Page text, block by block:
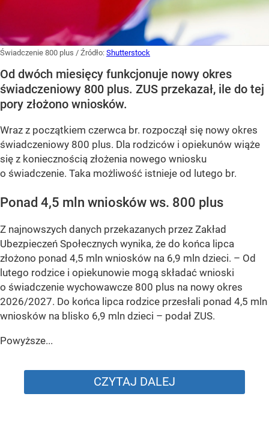
Świadczenie 800 plus / Źródło: Shutterstock
Od dwóch miesięcy funkcjonuje nowy okres
świadczeniowy 800 plus. ZUS przekazał, ile do tej
pory złożono wniosków.
Wraz z początkiem czerwca br. rozpoczął się nowy okres
świadczeniowy 800 plus. Dla rodziców i opiekunów wiąże
się z koniecznością złożenia nowego wniosku
o świadczenie. Taka możliwość istnieje od lutego br.
Ponad 4,5 mln wniosków ws. 800 plus
Z najnowszych danych przekazanych przez Zakład
Ubezpieczeń Społecznych wynika, że do końca lipca
złożono ponad 4,5 mln wniosków na 6,9 mln dzieci. – Od
lutego rodzice i opiekunowie mogą składać wnioski
o świadczenie wychowawcze 800 plus na nowy okres
2026/2027. Do końca lipca rodzice przesłali ponad 4,5 mln
wniosków na blisko 6,9 mln dzieci – podał ZUS.
Powyższe...
CZYTAJ DALEJ